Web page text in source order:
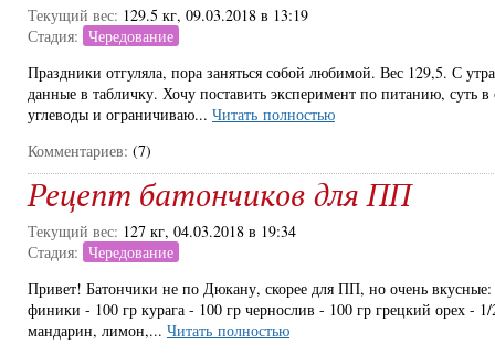
Текущий вес: 129.5 кг, 09.03.2018 в 13:19
Стадия: Чередование
Праздники отгуляла, пора заняться собой любимой. Вес 129,5. С
данные в табличку. Хочу поставить эксперимент по питанию, суть
углеводы и ограничиваю... Читать полностью
Комментариев: (7)
Рецепт батончиков для ПП
Текущий вес: 127 кг, 04.03.2018 в 19:34
Стадия: Чередование
Привет! Батончики не по Дюкану, скорее для ПП, но очень
финики - 100 гр курага - 100 гр чернослив - 100 гр грецкий орех -
мандарин, лимон,... Читать полностью